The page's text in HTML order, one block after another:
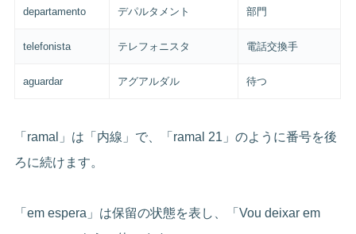
departamento デパルタメント 部門
telefonista テレフォニスタ 電話交換手
aguardar アグアルダル 待つ
「ramal」は「内線」で、「ramal 21」のように番号を後
ろに続けます。
「em espera」は保留の状態を表し、「Vou deixar em